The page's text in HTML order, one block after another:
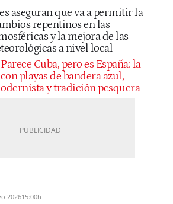
aseguran que va a permitir la
repentinos en las
y la mejora de las
a nivel local
Parece Cuba, pero es España: la
playas de bandera azul,
y tradición pesquera
202615:00h